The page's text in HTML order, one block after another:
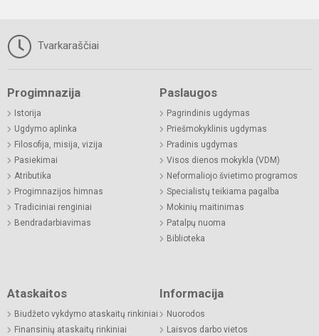
Tvarkaraščiai
Progimnazija
Istorija
Ugdymo aplinka
Filosofija, misija, vizija
Pasiekimai
Atributika
Progimnazijos himnas
Tradiciniai renginiai
Bendradarbiavimas
Paslaugos
Pagrindinis ugdymas
Priešmokyklinis ugdymas
Pradinis ugdymas
Visos dienos mokykla (VDM)
Neformaliojo švietimo programos
Specialistų teikiama pagalba
Mokinių maitinimas
Patalpų nuoma
Biblioteka
Ataskaitos
Biudžeto vykdymo ataskaitų rinkiniai
Finansinių ataskaitų rinkiniai
Informacija
Nuorodos
Laisvos darbo vietos